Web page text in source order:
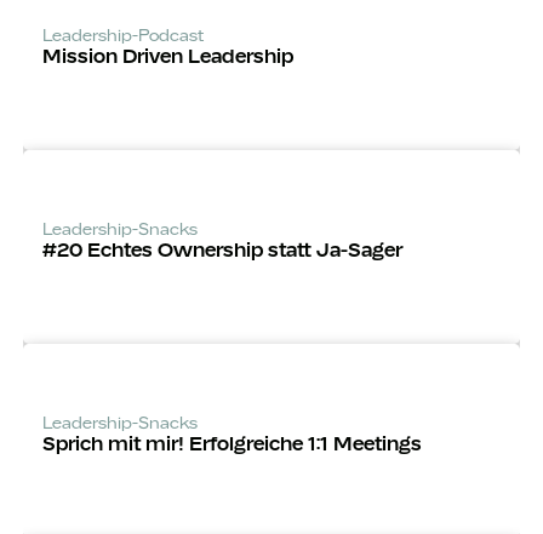
Leadership-Podcast
Mission Driven Leadership
Leadership-Snacks
#20 Echtes Ownership statt Ja-Sager
Leadership-Snacks
Sprich mit mir! Erfolgreiche 1:1 Meetings